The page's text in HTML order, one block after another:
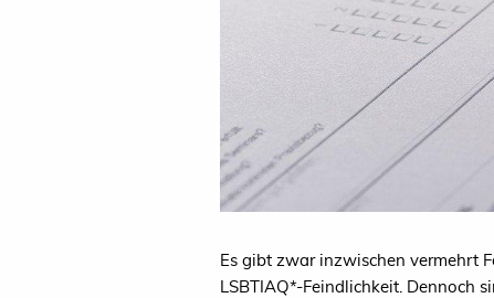
Es gibt zwar inzwischen vermehrt
LSBTIAQ*-Feindlichkeit. Dennoch